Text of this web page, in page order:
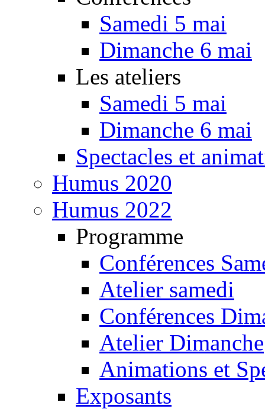
Samedi 5 mai
Dimanche 6 mai
Les ateliers
Samedi 5 mai
Dimanche 6 mai
Spectacles et
Humus 2020
Humus 2022
Programme
Conférences
Atelier samedi
Conférences
Atelier Dimanche
Animations et
Exposants